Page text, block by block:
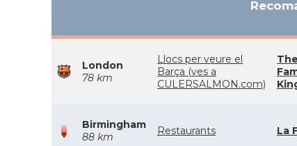
London
78 km
Llocs per veure el
Barça (ves a
CULERSALMON.com)
The
Birmingham
88 km
Restaurants La